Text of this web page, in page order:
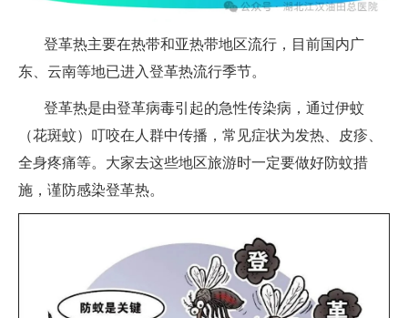
登革热主要在热带和亚热带地区流行，目前国内广
东、云南等地已进入登革热流行季节。
登革热是由登革病毒引起的急性传染病，通过伊蚊
（花斑蚊）叮咬在人群中传播，常见症状为发热、皮疹、
全身疼痛等。大家去这些地区旅游时一定要做好防蚊措
施，谨防感染登革热。